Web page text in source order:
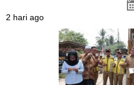
2 hari ago